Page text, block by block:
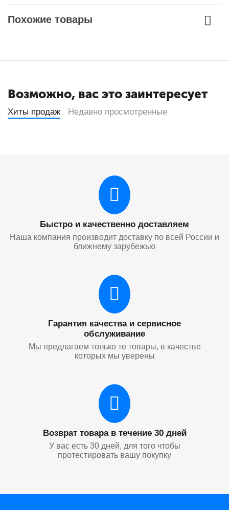
Похожие товары
Возможно, вас это заинтересует
Хиты продаж Недавно просмотренные
Быстро и качественно доставляем
Наша компания производит доставку по всей России и
ближнему зарубежью
Гарантия качества и сервисное
обслуживание
Мы предлагаем только те товары, в качестве
которых мы уверены
Возврат товара в течение 30 дней
У вас есть 30 дней, для того чтобы
протестировать вашу покупку